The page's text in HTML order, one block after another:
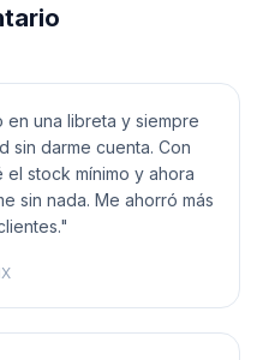
en una libreta y siempre
sin darme cuenta. Con
stock mínimo y ahora
sin nada. Me ahorró más
"